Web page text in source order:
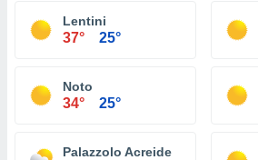
Lentini
37° 25°
Noto
34° 25°
Palazzolo Acreide